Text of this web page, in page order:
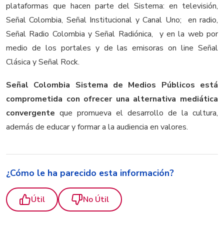
plataformas que hacen parte del Sistema: en televisión,
Señal Colombia, Señal Institucional y Canal Uno; en radio,
Señal Radio Colombia y Señal Radiónica, y en la web por
medio de los portales y de las emisoras on line Señal
Clásica y Señal Rock.
Señal Colombia Sistema de Medios Públicos está
comprometida con ofrecer una alternativa mediática
convergente que promueva el desarrollo de la cultura,
además de educar y formar a la audiencia en valores.
¿Cómo le ha parecido esta información?
Útil No Útil